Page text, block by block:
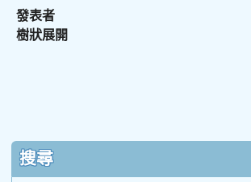
發表者
樹狀展開
搜尋